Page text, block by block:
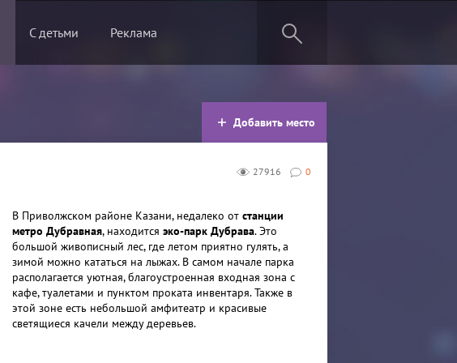
С детьми Реклама
Добавить место
0
27916
В Приволжском районе Казани, недалеко от станции
метро Дубравная, находится эко-парк Дубрава. Это
большой живописный лес, где летом приятно гулять, а
зимой можно кататься на лыжах. В самом начале парка
располагается уютная, благоустроенная входная зона с
кафе, туалетами и пунктом проката инвентаря. Также в
этой зоне есть небольшой амфитеатр и красивые
светящиеся качели между деревьев.